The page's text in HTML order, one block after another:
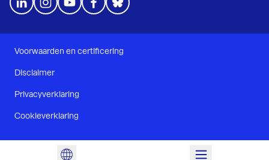
Voorwaarden en certificering
Disclaimer
Privacyverklaring
Cookieverklaring